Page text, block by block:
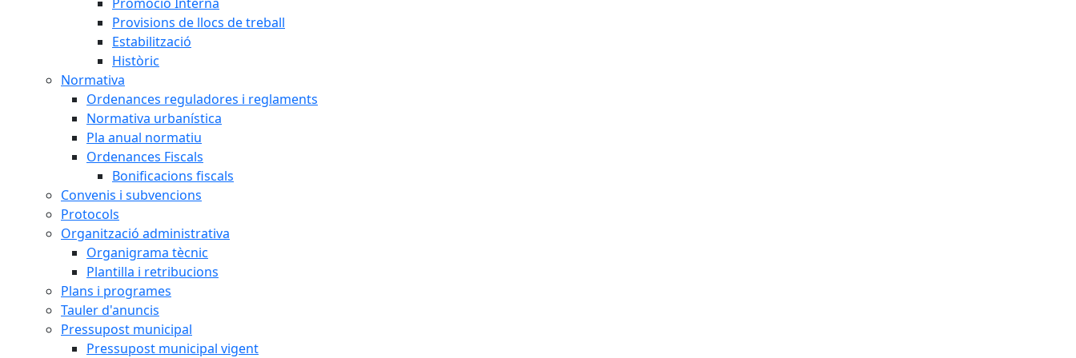
Provisions de llocs de treball
Estabilització
Històric
Normativa
Ordenances reguladores i reglaments
Normativa urbanística
Pla anual normatiu
Ordenances Fiscals
Bonificacions fiscals
Convenis i subvencions
Protocols
Organització administrativa
Organigrama tècnic
Plantilla i retribucions
Plans i programes
Tauler d'anuncis
Pressupost municipal
Pressupost municipal vigent